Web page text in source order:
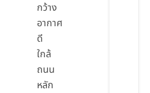
กว้าง
อากาศ
ดี
ใกล้
ถนน
หลัก